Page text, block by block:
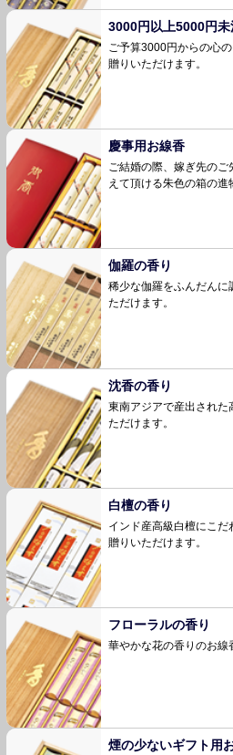
3000円以上5000円
ご予算3000円からの心
贈りいただけます。
慶事用お線香
ご結婚の際、嫁ぎ先のご
えて頂ける朱色の箱の進
伽羅の香り
稀少な伽羅をふんだんに
ただけます。
沈香の香り
東南アジアで産出された
ただけます。
白檀の香り
インド産高級白檀にこ
贈りいただけます。
フローラルの香り
華やかな花の香りのお線
煙の少ないギフト用